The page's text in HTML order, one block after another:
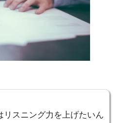
リスニング力を上げたいん